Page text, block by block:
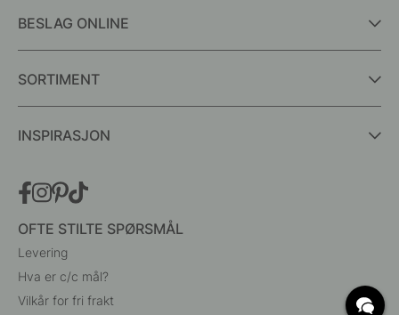
BESLAG ONLINE
SORTIMENT
INSPIRASJON
OFTE STILTE SPØRSMÅL
Levering
Hva er c/c mål?
Vilkår for fri frakt